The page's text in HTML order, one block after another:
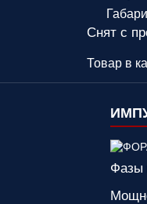
Снят с
Товар в
Фазы